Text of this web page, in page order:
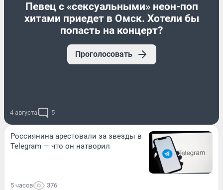
Певец с «сексуальными» неон-поп
хитами приедет в Омск. Хотели бы
попасть на концерт?
Проголосовать
4 августа 5
Россиянина арестовали за звезды в
Telegram — что он натворил
5 часов 376